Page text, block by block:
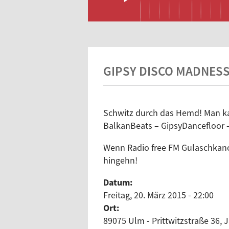
GIPSY DISCO MADNESS
Schwitz durch das Hemd! Man
BalkanBeats – GipsyDancefloor
Wenn Radio free FM
hingehn!
Datum:
Freitag, 20. März 2015 - 22:00
Ort:
89075 Ulm - Prittwitzstraße 36,